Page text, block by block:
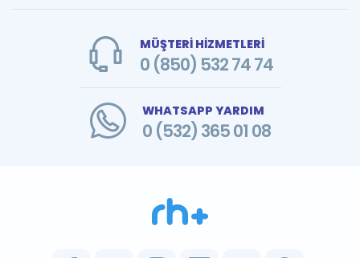
MÜŞTERİ HİZMETLERİ
0 (850) 532 74 74
WHATSAPP YARDIM
0 (532) 365 01 08